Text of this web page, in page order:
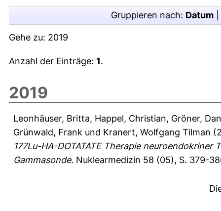
Gruppieren nach: Datum
Gehe zu: 2019
Anzahl der Einträge: 1.
2019
Leonhäuser, Britta, Happel, Christian, Gröner,
Grünwald, Frank und Kranert, Wolfgang Tilman
177Lu-HA-DOTATATE Therapie
Gammasonde. Nuklearmedizin 58 (05), S. 379-